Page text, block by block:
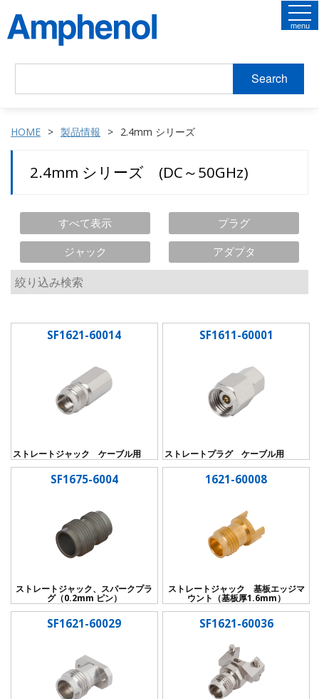
Search
menu
HOME 製品情報 2.4mm シリーズ
2.4mm シリーズ (DC～50GHz)
すべて表示 プラグ
ジャック アダプタ
SF1621-60014
ストレートジャック ケーブル用
SF1611-60001
ストレートプラグ ケーブル用
SF1675-6004
ストレートジャック、スパークプラ
グ（0.2mm ピン）
1621-60008
ストレートジャック 基板エッジマ
ウント（基板厚1.6mm）
SF1621-60029 SF1621-60036